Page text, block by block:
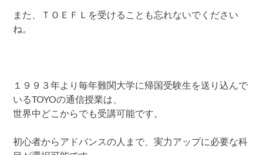
また、ＴＯＥＦＬを受けることも忘れないでください
ね。
１９９３年より毎年難関大学に帰国受験生を送り込んで
いるTOYOの通信授業は、
世界中どこからでも受講可能です。
初心者からアドバンスの人まで、実力アップに必要な科